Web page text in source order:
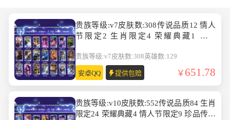
贵族等级:v7皮肤数:308传说品质12 情人
节限定2 生肖限定4 荣耀典藏1 英雄
贵族等级:v7皮肤数:308英雄数:129
安卓QQ 提供包赔 651.78
贵族等级:v10皮肤数:552传说品质84 生肖
限定24 荣耀典藏4 情人节限定9 珍品传说